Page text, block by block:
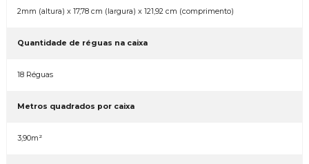
2mm (altura) x 17,78 cm (largura) x 121,92 cm (comprimento)
Quantidade de réguas na caixa
18 Réguas
Metros quadrados por caixa
3,90m²